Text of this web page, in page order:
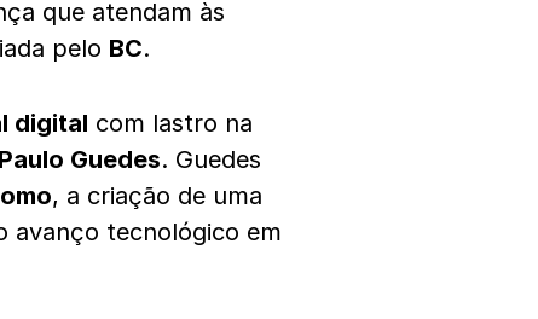
que atendam às
pelo BC.
digital com lastro na
Guedes. Guedes
, a criação de uma
avanço tecnológico em